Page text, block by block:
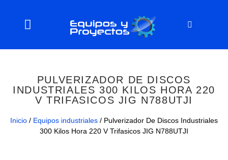
PULVERIZADOR DE DISCOS
INDUSTRIALES 300 KILOS HORA 220
V TRIFASICOS JIG N788UTJI
Inicio / Equipos industriales / Pulverizador De Discos Industriales
300 Kilos Hora 220 V Trifasicos JIG N788UTJI